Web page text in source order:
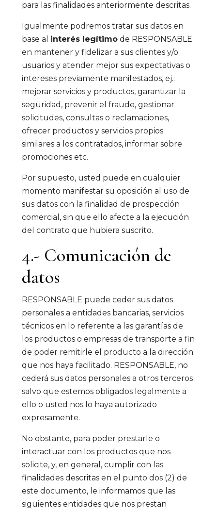
para las finalidades anteriormente descritas.
Igualmente podremos tratar sus datos en
base al interés legítimode RESPONSABLE
en mantener y fidelizar a sus clientes y/o
usuarios y atender mejor sus expectativas o
intereses previamente manifestados, ej.:
mejorar servicios y productos, garantizar la
seguridad, prevenir el fraude, gestionar
solicitudes, consultas o reclamaciones,
ofrecer productos y servicios propios
similares a los contratados, informar sobre
promociones etc.
Por supuesto, usted puede en cualquier
momento manifestar su oposición al uso de
sus datos con la finalidad de prospección
comercial, sin que ello afecte a la ejecución
del contrato que hubiera suscrito.
4.- Comunicación de
datos
RESPONSABLE puede ceder sus datos
personales a entidades bancarias, servicios
técnicos en lo referente a las garantías de
los productos o empresas de transporte a fin
de poder remitirle el producto a la dirección
que nos haya facilitado. RESPONSABLE, no
cederá sus datos personales a otros terceros
salvo que estemos obligados legalmente a
ello o usted nos lo haya autorizado
expresamente.
No obstante, para poder prestarle o
interactuar con los productos que nos
solicite, y, en general, cumplir con las
finalidades descritas en el punto dos (2) de
este documento, le informamos que las
siguientes entidades que nos prestan